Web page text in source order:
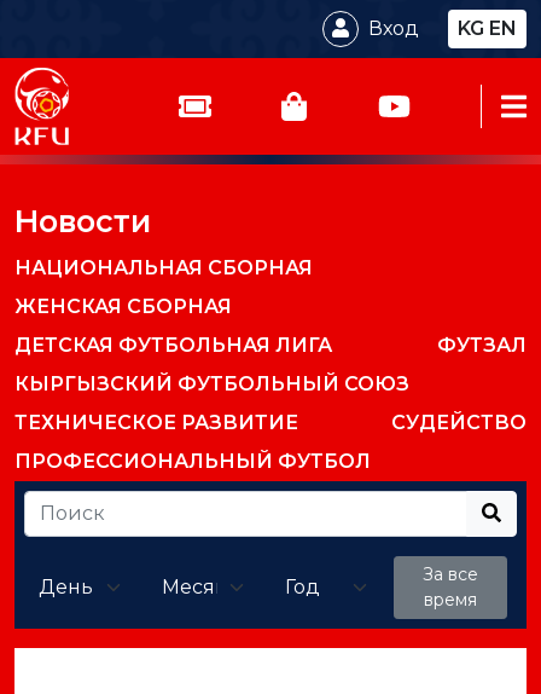
Вход KG EN
Новости
НАЦИОНАЛЬНАЯ СБОРНАЯ
ЖЕНСКАЯ СБОРНАЯ
ДЕТСКАЯ ФУТБОЛЬНАЯ ЛИГА
ФУТЗАЛ
КЫРГЫЗСКИЙ ФУТБОЛЬНЫЙ СОЮЗ
ТЕХНИЧЕСКОЕ РАЗВИТИЕ
СУДЕЙСТВО
ПРОФЕССИОНАЛЬНЫЙ ФУТБОЛ
За все
время